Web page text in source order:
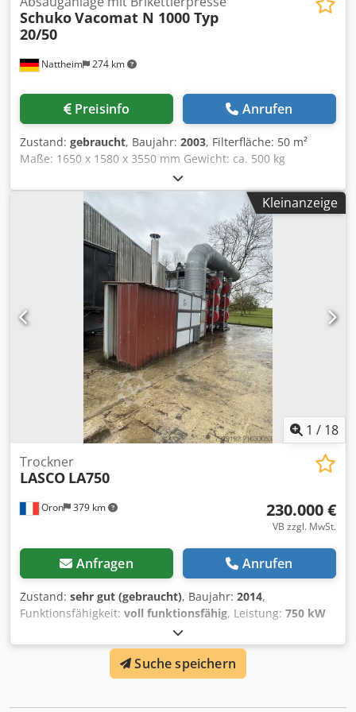
Nattheim 274 km
SchukoVacomat N 1000 Typ
20/50
Preisinfo Anrufen
Zustand: gebraucht, Baujahr: 2003, Filterfläche: 50 m²
Maße: 1650 x 1580 x 3550 mm Gewicht: ca. 500 kg
Unterbau mit Austragungsschnecke: Brikettierpresse
Schuko C 800 - 2 mit Löscheinrichtung Motor: 1,5 kW
Gewicht: ca. 1200 kg Lagerort: Lieferant Dedpjzb N T Uefx
Kleinanzeige
1 / 18
Oron 379 km
Trockner
LASCO LA750
230.000 €
VB zzgl. MwSt.
Anfragen Anrufen
Zustand: sehr gut (gebraucht), Baujahr: 2014,
Funktionsfähigkeit: voll funktionsfähig, Leistung: 750 kW
, Trocknungstechnik Titel: Mehrstofftrockner +
Heizkessel Zustand: Gebraucht – sehr guter Zustand
Beschreibung: Verkaufe Mehrstofftrockner Marke: Gerdes
System mit perforiertem, beweglichem Boden Antrieb der
Suche speichern